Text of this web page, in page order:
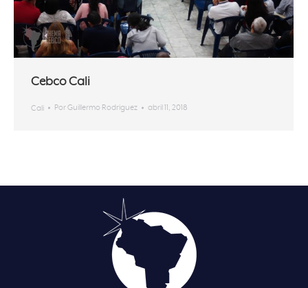
Cebco Cali
Cali PorGuillermo Rodriguez abril 11, 2018